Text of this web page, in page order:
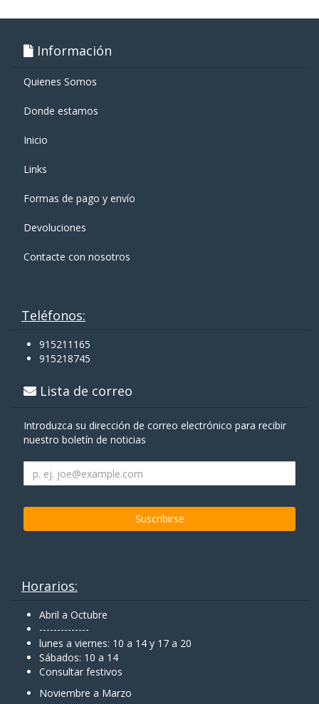
Información
Quienes Somos
Donde estamos
Inicio
Links
Formas de pago y enví­o
Devoluciones
Contacte con nosotros
Teléfonos:
915211165
915218745
Lista de correo
Introduzca su dirección de correo electrónico para recibir
nuestro boletín de noticias
Horarios:
Abril a Octubre
--------------
lunes a viernes: 10 a 14 y 17 a 20
Sábados: 10 a 14
Consultar festivos
Noviembre a Marzo